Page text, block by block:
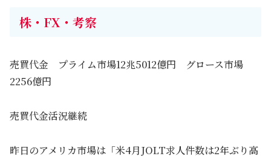
株・FX・考察
売買代金 プライム市場12兆5012億円 グロース市場
2256億円
売買代金活況継続
昨日のアメリカ市場は「米4月JOLT求人件数は2年ぶり高